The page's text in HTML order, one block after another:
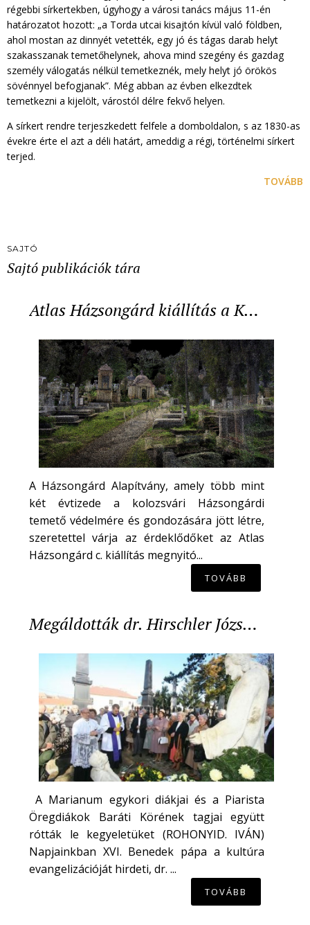
régebbi sírkertekben, úgyhogy a városi tanács május 11-én
határozatot hozott: „a Torda utcai kisajtón kívül való földben,
ahol mostan az dinnyét vetették, egy jó és tágas darab helyt
szakasszanak temetőhelynek, ahova mind szegény és gazdag
személy válogatás nélkül temetkeznék, mely helyt jó örökös
sövénnyel befogjanak”. Még abban az évben elkezdtek
temetkezni a kijelölt, várostól délre fekvő helyen.
A sírkert rendre terjeszkedett felfele a domboldalon, s az 1830-as
évekre érte el azt a déli határt, ameddig a régi, történelmi sírkert
terjed.
TOVÁBB
SAJTÓ
Sajtó publikációk tára
Atlas Házsongárd kiállítás a K…
A Házsongárd Alapítvány, amely több mint
két évtizede a kolozsvári Házsongárdi
temető védelmére és gondozására jött létre,
szeretettel várja az érdeklődőket az Atlas
Házsongárd c. kiállítás megnyitó...
TOVÁBB
Megáldották dr. Hirschler Józs…
A Marianum egykori diákjai és a Piarista
Öregdiákok Baráti Körének tagjai együtt
rótták le kegyeletüket (ROHONYID. IVÁN)
Napjainkban XVI. Benedek pápa a kultúra
evangelizációját hirdeti, dr. ...
TOVÁBB